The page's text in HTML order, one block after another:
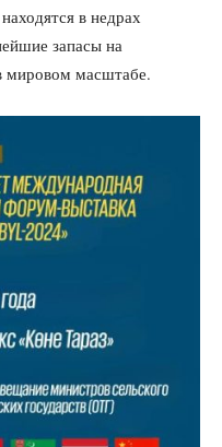
в недрах
запасы на
мировом масштабе.